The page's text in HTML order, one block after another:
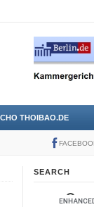
THOIBAO.DE
SEARCH